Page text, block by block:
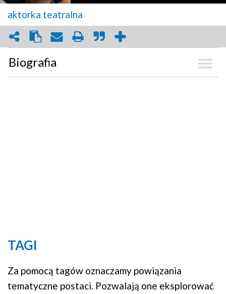
aktorka teatralna
Biografia
TAGI
Za pomocą tagów oznaczamy powiązania
tematyczne postaci. Pozwalają one eksplorować